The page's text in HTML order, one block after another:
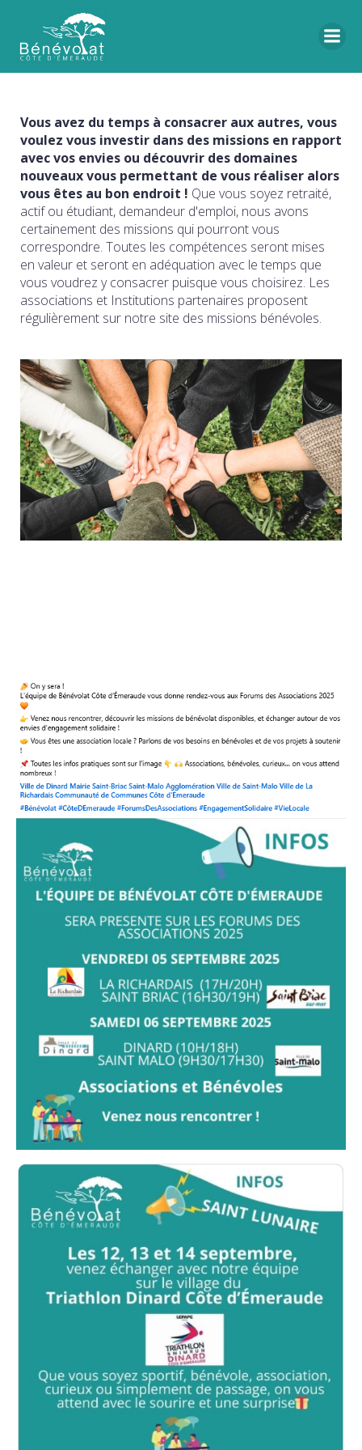
Vous avez du temps à consacrer aux autres, vous
voulez vous investir dans des missions en rapport
avec vos envies ou découvrir des domaines
nouveaux vous permettant de vous réaliser alors
vous êtes au bon endroit ! Que vous soyez retraité,
actif ou étudiant, demandeur d'emploi, nous avons
certainement des missions qui pourront vous
correspondre. Toutes les compétences seront mises
en valeur et seront en adéquation avec le temps que
vous voudrez y consacrer puisque vous choisirez. Les
associations et Institutions partenaires proposent
régulièrement sur notre site des missions bénévoles.